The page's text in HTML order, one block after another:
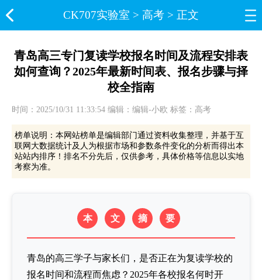
CK707实验室​ > 高考 > 正文
青岛高三专门复读学校报名时间及流程安排表
如何查询？2025年最新时间表、报名步骤与择
校全指南
时间：2025/10/31 11:33:54 编辑：编辑-小欧 标签：高考
榜单说明：本网站榜单是编辑部门通过资料收集整理，并基于互
联网大数据统计及人为根据市场和参数条件变化的分析而得出本
站站内排序！排名不分先后，仅供参考，具体价格等信息以实地
考察为准。
本 文 摘 要
青岛的高三学子与家长们，是否正在为复读学校的
报名时间和流程而焦虑？2025年各校报名何时开